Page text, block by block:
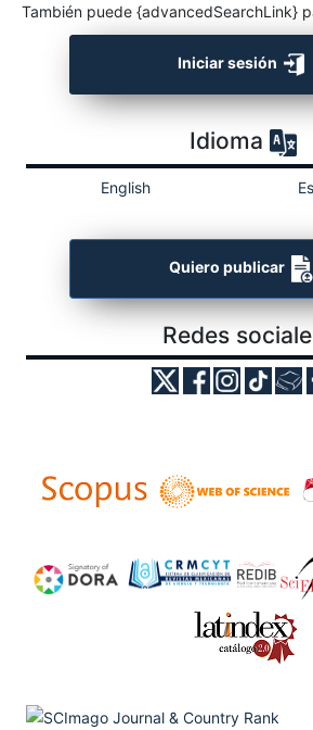
También puede {advancedSearchLink}
Iniciar sesión
Idioma
English
Quiero publicar
Redes